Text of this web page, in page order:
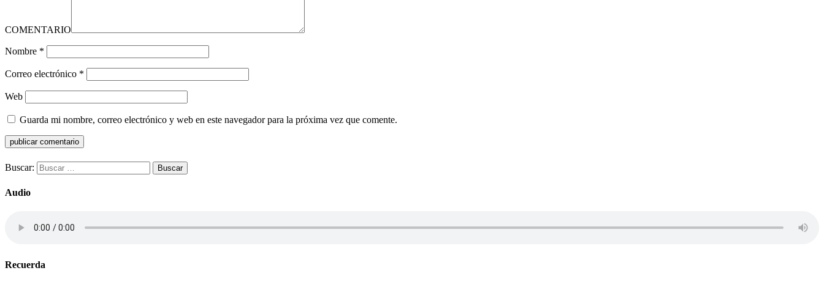
COMENTARIO
Nombre *
Correo electrónico *
Web
Guarda mi nombre, correo electrónico y web en este navegador para la próxima vez que comente.
Buscar:
Audio
Recuerda